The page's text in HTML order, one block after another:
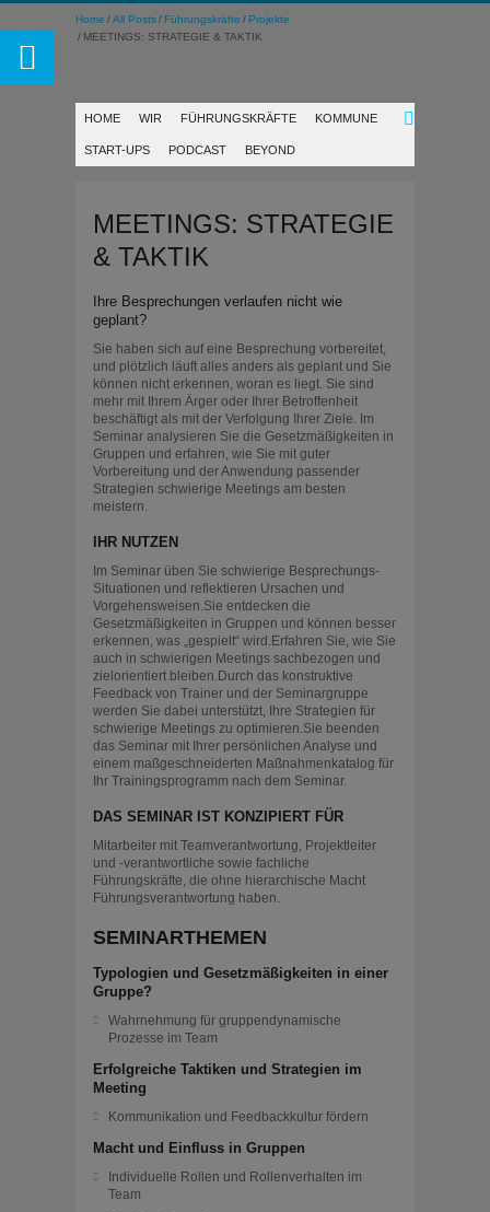
Home All Posts Führungskräfte
Projekte
MEETINGS: STRATEGIE & TAKTIK
HOME WIR FÜHRUNGSKRÄFTE KOMMUNE
START-UPS PODCAST BEYOND
MEETINGS: STRATEGIE
& TAKTIK
Ihre Besprechungen verlaufen nicht wie
geplant?
Sie haben sich auf eine Besprechung vorbereitet,
und plötzlich läuft alles anders als geplant und Sie
können nicht erkennen, woran es liegt. Sie sind
mehr mit Ihrem Ärger oder Ihrer Betroffenheit
beschäftigt als mit der Verfolgung Ihrer Ziele. Im
Seminar analysieren Sie die Gesetzmäßigkeiten in
Gruppen und erfahren, wie Sie mit guter
Vorbereitung und der Anwendung passender
Strategien schwierige Meetings am besten
meistern.
IHR NUTZEN
Im Seminar üben Sie schwierige Besprechungs-
Situationen und reflektieren Ursachen und
Vorgehensweisen.Sie entdecken die
Gesetzmäßigkeiten in Gruppen und können besser
erkennen, was „gespielt“ wird.Erfahren Sie, wie Sie
auch in schwierigen Meetings sachbezogen und
zielorientiert bleiben.Durch das konstruktive
Feedback von Trainer und der Seminargruppe
werden Sie dabei unterstützt, Ihre Strategien für
schwierige Meetings zu optimieren.Sie beenden
das Seminar mit Ihrer persönlichen Analyse und
einem maßgeschneiderten Maßnahmenkatalog für
Ihr Trainingsprogramm nach dem Seminar.
DAS SEMINAR IST KONZIPIERT FÜR
Mitarbeiter mit Teamverantwortung, Projektleiter
und -verantwortliche sowie fachliche
Führungskräfte, die ohne hierarchische Macht
Führungsverantwortung haben.
SEMINARTHEMEN
Typologien und Gesetzmäßigkeiten in einer
Gruppe?
Wahrnehmung für gruppendynamische
Prozesse im Team
Erfolgreiche Taktiken und Strategien im
Meeting
Kommunikation und Feedbackkultur fördern
Macht und Einfluss in Gruppen
Individuelle Rollen und Rollenverhalten im
Team